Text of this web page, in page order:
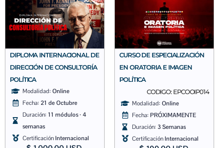
DIPLOMA INTERNACIONAL DE
DIRECCIÓN DE CONSULTORÍA
POLÍTICA
Modalidad: Online
Fecha: 21 de Octubre
Duración: 11 módulos · 4
semanas
CertificaciónInternacional
CURSO DE ESPECIALIZACIÓN
EN ORATORIA E IMAGEN
POLÍTICA
CODIGO: EPCOOIP014
Modalidad: Online
Fecha: PRÓXIMAMENTE
Duración: 3 Semanas
CertificaciónInternacional